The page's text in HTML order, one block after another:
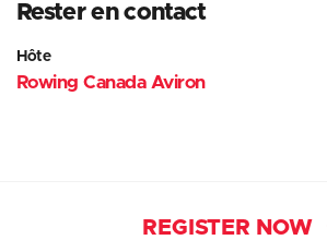
Rester en contact
Hôte
Rowing Canada Aviron
REGISTER NOW